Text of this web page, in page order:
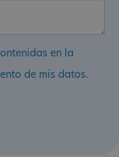
en la
de mis datos.